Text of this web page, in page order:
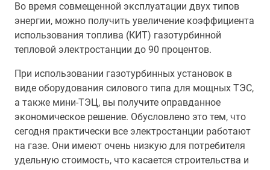
Во время совмещенной эксплуатации двух типов
энергии, можно получить увеличение коэффициента
использования топлива (КИТ) газотурбинной
тепловой электростанции до 90 процентов.
При использовании газотурбинных установок в
виде оборудования силового типа для мощных ТЭС,
а также мини-ТЭЦ, вы получите оправданное
экономическое решение. Обусловлено это тем, что
сегодня практически все электростанции работают
на газе. Они имеют очень низкую для потребителя
удельную стоимость, что касается строительства и